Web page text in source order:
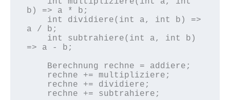
b) => a * b;
a / b;
=> a - b;